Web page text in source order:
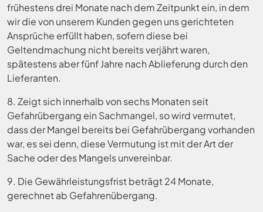
frühestens drei Monate nach dem Zeitpunkt ein, in dem
wir die von unserem Kunden gegen uns gerichteten
Ansprüche erfüllt haben, sofern diese bei
Geltendmachung nicht bereits verjährt waren,
spätestens aber fünf Jahre nach Ablieferung durch den
Lieferanten.
8. Zeigt sich innerhalb von sechs Monaten seit
Gefahrübergang ein Sachmangel, so wird vermutet,
dass der Mangel bereits bei Gefahrübergang vorhanden
war, es sei denn, diese Vermutung ist mit der Art der
Sache oder des Mangels unvereinbar.
9. Die Gewährleistungsfrist beträgt 24 Monate,
gerechnet ab Gefahrenübergang.